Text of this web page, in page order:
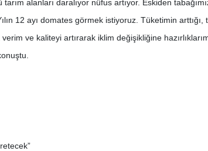
alanları daralıyor nüfus artıyor. Eskiden
12 ayı domates görmek istiyoruz. Tüketimin arttığı,
ve kaliteyi artırarak iklim değişikliğine